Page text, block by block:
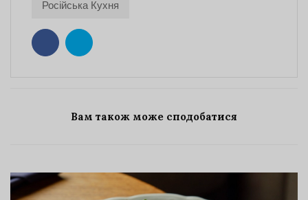
Російська Кухня
Вам також може сподобатися